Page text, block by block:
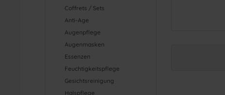
Coffrets / Sets
Anti-Age
Augenpflege
Augenmasken
Essenzen
Feuchtigkeitspflege
Gesichtsreinigung
Halspflege